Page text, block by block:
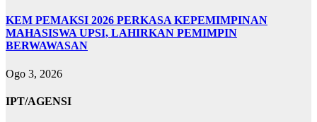
KEM PEMAKSI 2026 PERKASA KEPEMIMPINAN
MAHASISWA UPSI, LAHIRKAN PEMIMPIN
BERWAWASAN
Ogo 3, 2026
IPT/AGENSI